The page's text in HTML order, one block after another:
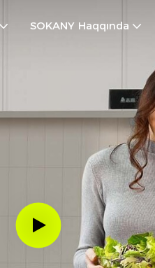
SOKANY Haqqında